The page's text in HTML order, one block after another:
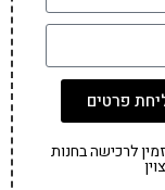
פרטים
לרכישה בחנות